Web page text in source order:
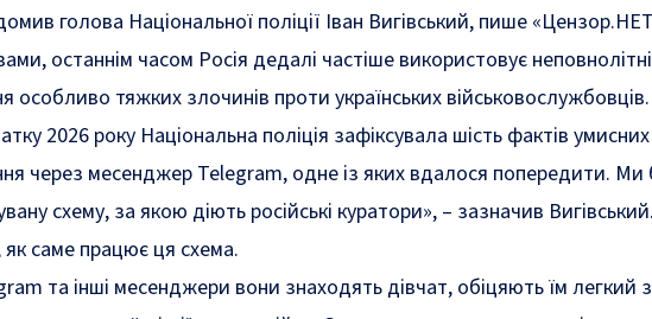
голова Національної поліції Іван Вигівський, пише
останнім часом Росія дедалі частіше використовує
особливо тяжких злочинів проти українських військовослужбовців.
2026 року Національна поліція зафіксувала шість фактів
через месенджер Telegram, одне із яких вдалося попередити.
схему, за якою діють російські куратори», – зазначив Вигівський.
як саме працює ця схема.
та інші месенджери вони знаходять дівчат, обіцяють їм легкий